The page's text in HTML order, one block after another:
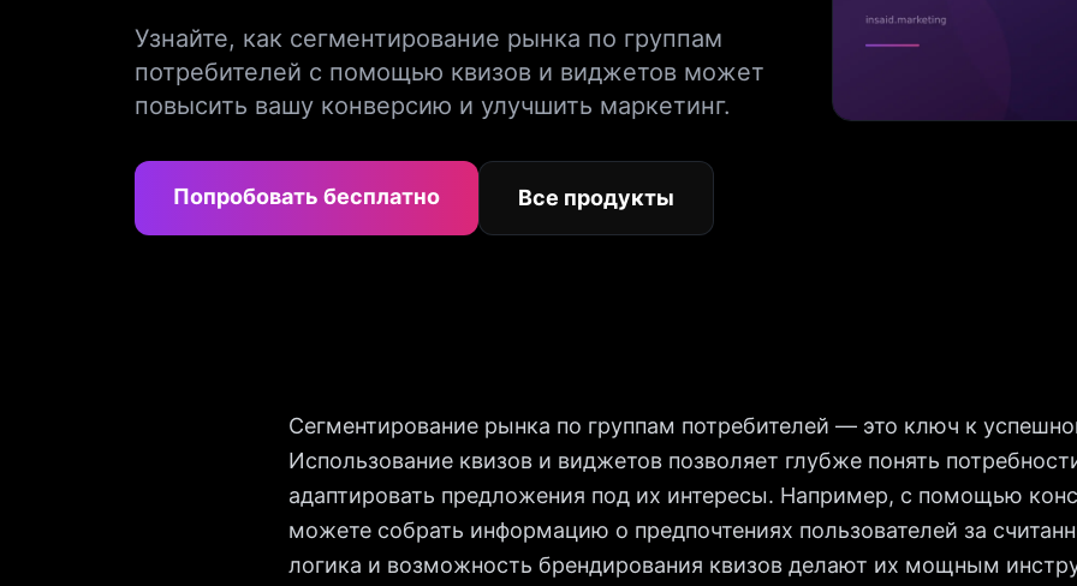
Узнайте, как сегментирование рынка по группам
потребителей с помощью квизов и виджетов может
повысить вашу конверсию и улучшить маркетинг.
Попробовать бесплатно Все продукты
Сегментирование рынка по группам потребителей — это ключ к
Использование квизов и виджетов позволяет глубже понять
адаптировать предложения под их интересы. Например, с помощью
можете собрать информацию о предпочтениях пользователей за
логика и возможность брендирования квизов делают их мощным